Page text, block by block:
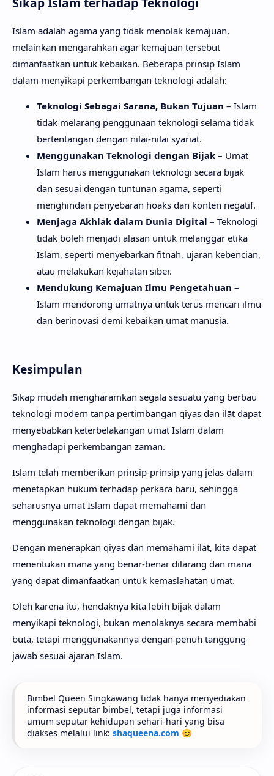
Islam adalah agama yang tidak menolak kemajuan,
melainkan mengarahkan agar kemajuan tersebut
dimanfaatkan untuk kebaikan. Beberapa prinsip Islam
dalam menyikapi perkembangan teknologi adalah:
Teknologi Sebagai Sarana, Bukan Tujuan – Islam
tidak melarang penggunaan teknologi selama tidak
bertentangan dengan nilai-nilai syariat.
Menggunakan Teknologi dengan Bijak – Umat
Islam harus menggunakan teknologi secara bijak
dan sesuai dengan tuntunan agama, seperti
menghindari penyebaran hoaks dan konten negatif.
Menjaga Akhlak dalam Dunia Digital – Teknologi
tidak boleh menjadi alasan untuk melanggar etika
Islam, seperti menyebarkan fitnah, ujaran kebencian,
atau melakukan kejahatan siber.
Mendukung Kemajuan Ilmu Pengetahuan –
Islam mendorong umatnya untuk terus mencari ilmu
dan berinovasi demi kebaikan umat manusia.
Kesimpulan
Sikap mudah mengharamkan segala sesuatu yang berbau
teknologi modern tanpa pertimbangan qiyas dan ilāt dapat
menyebabkan keterbelakangan umat Islam dalam
menghadapi perkembangan zaman.
Islam telah memberikan prinsip-prinsip yang jelas dalam
menetapkan hukum terhadap perkara baru, sehingga
seharusnya umat Islam dapat memahami dan
menggunakan teknologi dengan bijak.
Dengan menerapkan qiyas dan memahami ilāt, kita dapat
menentukan mana yang benar-benar dilarang dan mana
yang dapat dimanfaatkan untuk kemaslahatan umat.
Oleh karena itu, hendaknya kita lebih bijak dalam
menyikapi teknologi, bukan menolaknya secara membabi
buta, tetapi menggunakannya dengan penuh tanggung
jawab sesuai ajaran Islam.
Bimbel Queen Singkawang tidak hanya menyediakan
informasi seputar bimbel, tetapi juga informasi
umum seputar kehidupan sehari-hari yang bisa
diakses melalui link: shaqueena.com 😊